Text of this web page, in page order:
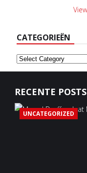
CATEGORIEËN
Categorieën
RECENTE POSTS
UNCATEGORIZED